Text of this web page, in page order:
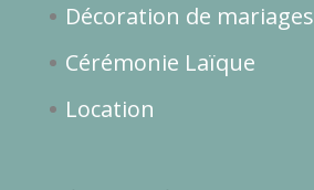
Décoration de mariages
Cérémonie Laïque
Location